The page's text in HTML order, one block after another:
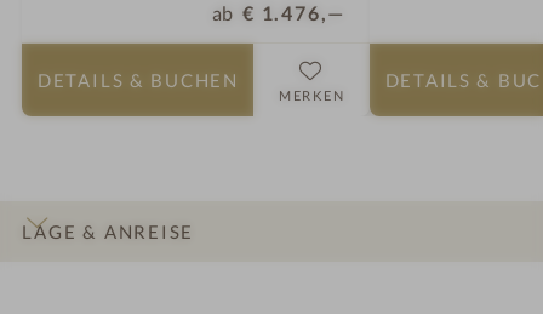
ab € 1.476,—
DETAILS & BUCHEN
MERKEN
DETAILS &
LAGE & ANREISE